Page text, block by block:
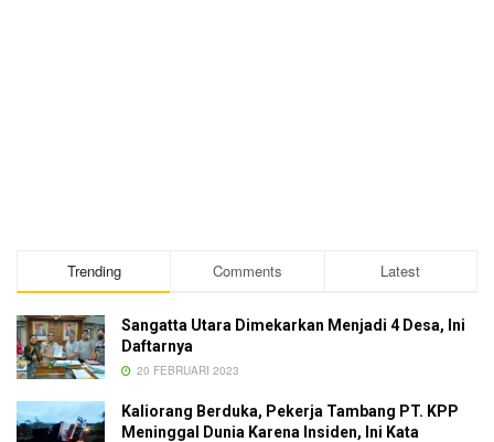
Trending Comments Latest
Sangatta Utara Dimekarkan Menjadi 4 Desa, Ini
Daftarnya
20 FEBRUARI 2023
Kaliorang Berduka, Pekerja Tambang PT. KPP
Meninggal Dunia Karena Insiden, Ini Kata